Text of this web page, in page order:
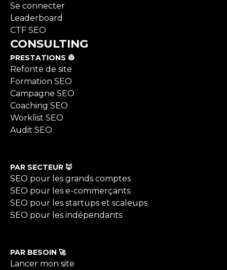
Se connecter
Leaderboard
CTF SEO
CONSULTING
PRESTATIONS 👷
Refonte de site
Formation SEO
Campagne SEO
Coaching SEO
Worklist SEO
Audit SEO
PAR SECTEUR 🦊
SEO pour les grands comptes
SEO pour les e-commerçants
SEO pour les startups et scaleups
SEO pour les indépendants
PAR BESOIN 🚀
Lancer mon site